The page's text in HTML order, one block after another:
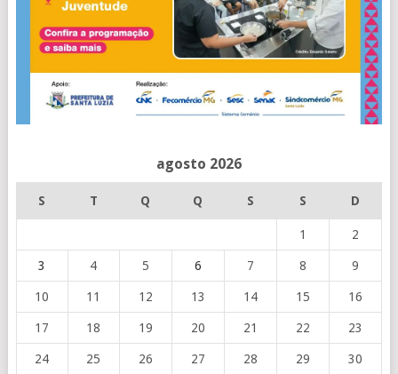
agosto 2026
S T Q Q S S D
1 2
3 4 5 6 7 8 9
10 11 12 13 14 15 16
17 18 19 20 21 22 23
24 25 26 27 28 29 30